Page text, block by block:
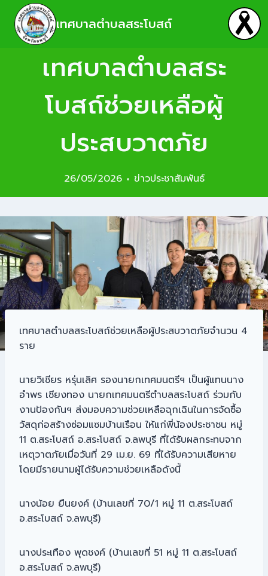
เทศบาลตำบลสระโบสถ์
เทศบาลตำบลสระ
โบสถ์ช่วยเหลือผู้
ประสบวาตภัย
26/05/2026 ข่าวประชาสัมพันธ์
เทศบาลตำบลสระโบสถ์ช่วยเหลือผู้ประสบวาตภัยจำนวน 4
ราย
นายวิเชียร หรุ่นเลิศ รองนายกเทศมนตรีฯ เป็นผู้แทนนาง
อำพร เชียงทอง นายกเทศมนตรีตำบลสระโบสถ์ ร่วมกับ
งานป้องกันฯ ส่งมอบความช่วยเหลือฉุกเฉินในการจัดซื้อ
วัสดุก่อสร้างซ่อมแซมบ้านเรือน ให้แก่พี่น้องประชาชน หมู่
11 ต.สระโบสถ์ อ.สระโบสถ์ จ.ลพบุรี ที่ได้รับผลกระทบจาก
เหตุวาตภัยเมื่อวันที่ 29 เม.ย. 69 ที่ได้รับความเสียหาย
โดยมีรายนามผู้ได้รับความช่วยเหลือดังนี้
นางน้อย ยืนยงค์ (บ้านเลขที่ 70/1 หมู่ 11 ต.สระโบสถ์
อ.สระโบสถ์ จ.ลพบุรี)
นางประเทือง พุดชงค์ (บ้านเลขที่ 51 หมู่ 11 ต.สระโบสถ์
อ.สระโบสถ์ จ.ลพบุรี)